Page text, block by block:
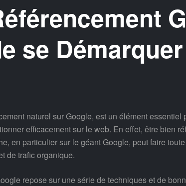
se
naturel sur Google, est un élément essentiel
efficacement sur le web. En effet, être bien
en particulier sur le géant Google, peut faire
de trafic organique.
repose sur une série de techniques et de